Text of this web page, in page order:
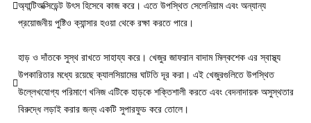
অ্যান্টিঅক্সিডেন্ট উৎস হিসেবে কাজ করে। এতে উপস্থিত সেলেনিয়াম এবং অন্যান্য
প্রয়োজনীয় পুষ্টিও ক্যান্সার হওয়া থেকে রক্ষা করতে পারে।
হাড় ও দাঁতকে সুস্থ রাখতে সাহায্য করে। খেজুর জাফরান বাদাম মিল্কশেক এর স্বাস্থ্য
উপকারিতার মধ্যে রয়েছে ক্যালসিয়ামের ঘাটতি দূর করা। এই খেজুরগুলিতে উপস্থিত
উল্লেখযোগ্য পরিমাণে খনিজ এটিকে হাড়কে শক্তিশালী করতে এবং বেদনাদায়ক অসুস্থতার
বিরুদ্ধে লড়াই করার জন্য একটি সুপারফুড করে তোলে।